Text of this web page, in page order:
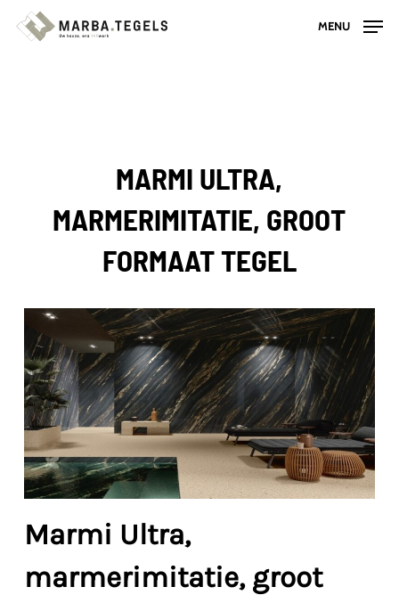
Skip
MENU
MARMI ULTRA,
MARMERIMITATIE, GROOT
FORMAAT TEGEL
Marmi Ultra,
marmerimitatie, groot